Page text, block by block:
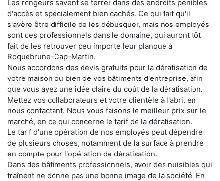
Les rongeurs savent se terrer dans des endroits pénibles
d'accès et spécialement bien cachés. Ce qui fait qu'il
s'avère être difficile de les débusquer, mais nos employés
sont des professionnels dans le domaine, qui auront tôt
fait de les retrouver peu importe leur planque à
Roquebrune-Cap-Martin.
Nous accordons des devis gratuits pour la dératisation de
votre maison ou bien de vos bâtiments d'entreprise, afin
que vous ayez une idée claire du coût de la dératisation.
Mettez vos collaborateurs et votre clientèle à l'abri, en
nous contactant. Nous vous faisons le meilleur prix sur le
marché, en ce qui concerne le tarif de la dératisation.
Le tarif d'une opération de nos employés peut dépendre
de plusieurs choses, notamment de la surface à prendre
en compte pour l'opération de dératisation.
Dans des bâtiments professionnels, avoir des nuisibles qui
traînent ne donne pas une bonne image de la société. En